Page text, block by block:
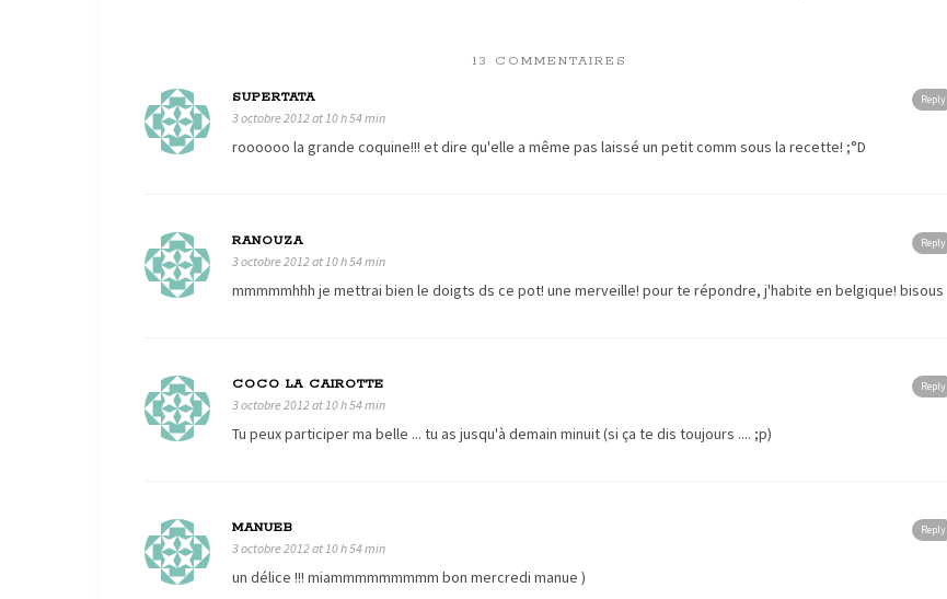
13 COMMENTAIRES
Reply
SUPERTATA
3 octobre 2012 at 10 h 54 min
roooooo la grande coquine!!! et dire qu'elle a même pas laissé un petit comm sous la recette! ;°D
Reply
RANOUZA
3 octobre 2012 at 10 h 54 min
mmmmmhhh je mettrai bien le doigts ds ce pot! une merveille! pour te répondre, j'habite en belgique! bisous
Reply
COCO LA CAIROTTE
3 octobre 2012 at 10 h 54 min
Tu peux participer ma belle ... tu as jusqu'à demain minuit (si ça te dis toujours .... ;p)
Reply
MANUEB
3 octobre 2012 at 10 h 54 min
un délice !!! miammmmmmmmm bon mercredi manue )